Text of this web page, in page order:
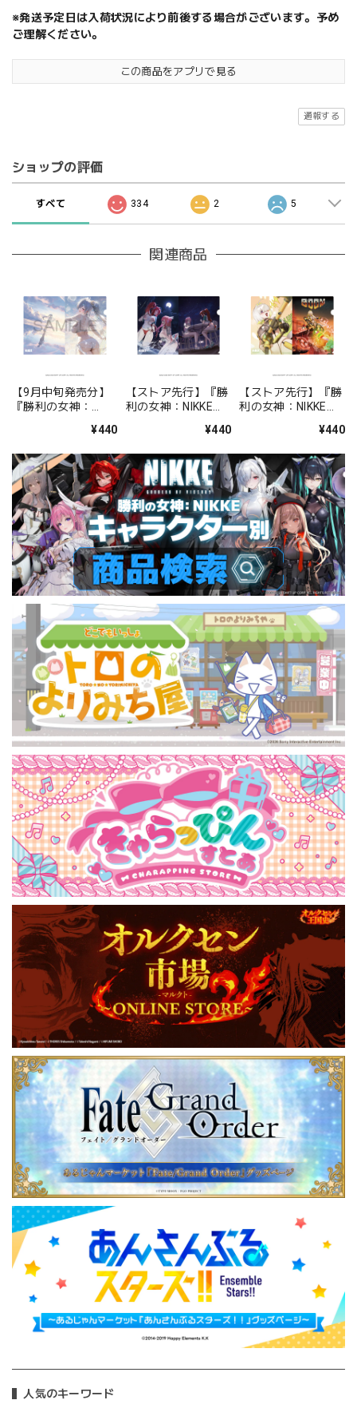
人気のキーワード
※発送予定日は入荷状況により前後する場合がございます。予め
ご理解ください。
この商品をアプリで見る
通報する
ショップの評価
すべて 334 2 5
関連商品
【9月中旬発売分】
『勝利の女神：
イル シンデレラ：ク
¥440
【ストア先行】『勝
利の女神：NIKKE』
＆ラピ
¥440
【ストア先行】『勝
利の女神：NIKKE』
¥440